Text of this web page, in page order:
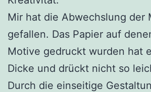
Mir hat die Abwechslung der
gefallen. Das Papier auf
Motive gedruckt wurden hat
Dicke und drückt nicht so
Durch die einseitige